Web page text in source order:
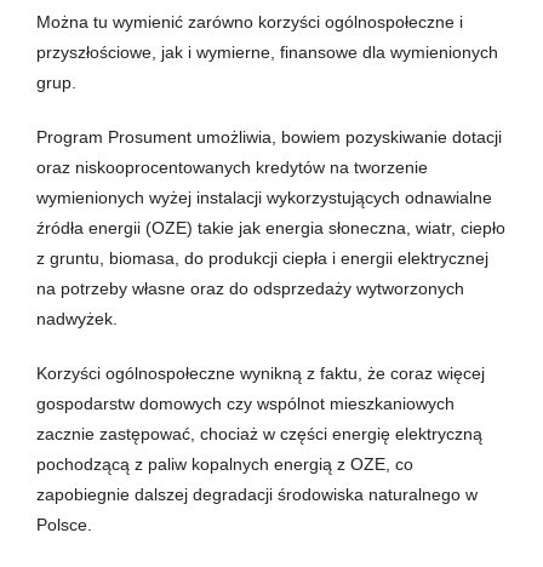
Można tu wymienić zarówno korzyści ogólnospołeczne i
przyszłościowe, jak i wymierne, finansowe dla wymienionych
grup.
Program Prosument umożliwia, bowiem pozyskiwanie dotacji
oraz niskooprocentowanych kredytów na tworzenie
wymienionych wyżej instalacji wykorzystujących odnawialne
źródła energii (OZE) takie jak energia słoneczna, wiatr, ciepło
z gruntu, biomasa, do produkcji ciepła i energii elektrycznej
na potrzeby własne oraz do odsprzedaży wytworzonych
nadwyżek.
Korzyści ogólnospołeczne wynikną z faktu, że coraz więcej
gospodarstw domowych czy wspólnot mieszkaniowych
zacznie zastępować, chociaż w części energię elektryczną
pochodzącą z paliw kopalnych energią z OZE, co
zapobiegnie dalszej degradacji środowiska naturalnego w
Polsce.